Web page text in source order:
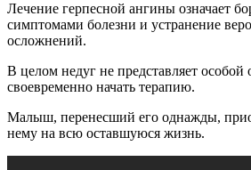
Лечение герпесной ангины означает
симптомами болезни и устранение
осложнений.
В целом недуг не представляет особой
своевременно начать терапию.
Малыш, перенесший его однажды,
нему на всю оставшуюся жизнь.